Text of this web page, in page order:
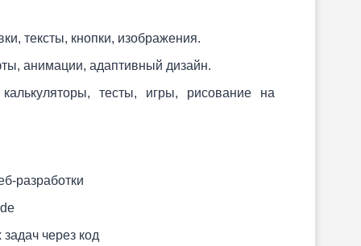
тексты, кнопки, изображения.
анимации, адаптивный дизайн.
тесты, игры, рисование на
разработки
через код